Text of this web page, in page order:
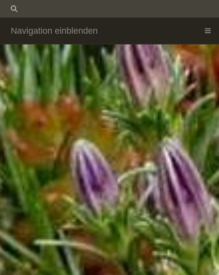
Navigation einblenden